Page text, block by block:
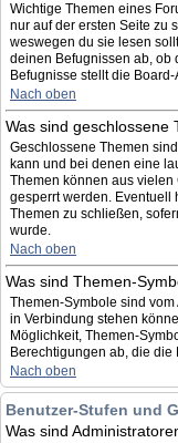
Wichtige Themen eines
nur auf der ersten Seite zu
weswegen du sie lesen
deinen Befugnissen ab, ob
Befugnisse stellt die
Nach oben
Was sind geschlossene
Geschlossene Themen
kann und bei denen eine
Themen können aus
gesperrt werden. Eventuell
Themen zu schließen,
wurde.
Nach oben
Was sind Themen-
Themen-Symbole sind
in Verbindung stehen
Möglichkeit, Themen-
Berechtigungen ab, die
Nach oben
Benutzer-Stufen und
Was sind